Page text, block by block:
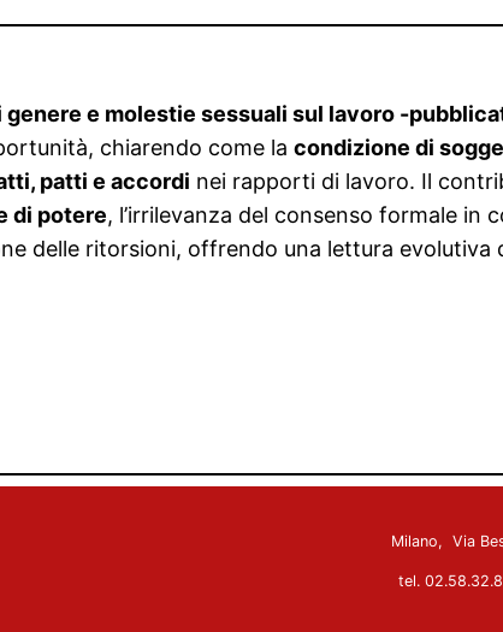
e molestie sessuali sul lavoro -
chiarendo come lacondizione di
patti e accordi nei rapporti di lavoro. Il
di potere, l’irrilevanza del consenso formale in
delle ritorsioni, offrendo una lettura evolutiva
Milano, Via
tel.